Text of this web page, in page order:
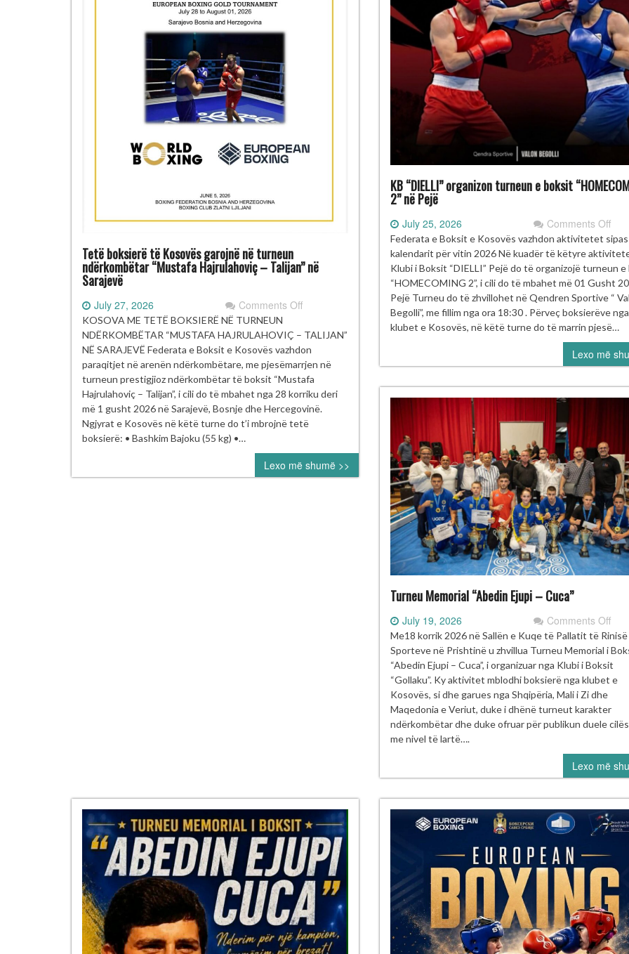
Tetë boksierë të Kosovës garojnë në turneun
ndërkombëtar “Mustafa Hajrulahoviç – Talijan” në
Sarajevë
July 27, 2026 Comments Offon
boksierë
të Kosovës
garojnë
në turneun
ndërkombëtar
“Mustafa Hajrulahoviç
–
Sarajevë
KOSOVA ME TETË BOKSIERË NË TURNEUN
NDËRKOMBËTAR “MUSTAFA HAJRULAHOVIÇ – TALIJAN”
NË SARAJEVË Federata e Boksit e Kosovës vazhdon
paraqitjet në arenën ndërkombëtare, me pjesëmarrjen në
turneun prestigjioz ndërkombëtar të boksit “Mustafa
Hajrulahoviç – Talijan”, i cili do të mbahet nga 28 korriku deri
më 1 gusht 2026 në Sarajevë, Bosnje dhe Hercegovinë.
Ngjyrat e Kosovës në këtë turne do t’i mbrojnë tetë
boksierë: • Bashkim Bajoku (55 kg) •…
Lexo më shumë >>
KB “DIELLI” organizon turneun e boksit
2” në Pejë
July 25, 2026 Comments Offon
KB
e
boksit
2”
në
Federata e Boksit e Kosovës vazhdon aktivitetet sipas
kalendarit për vitin 2026 Në kuadër të këtyre
Klubi i Boksit “DIELLI” Pejë do të organizojë turneun
“HOMECOMING 2”, i cili do të mbahet më 01 Gusht
Pejë Turneu do të zhvillohet në Qendren Sportive “
Begolli”, me fillim nga ora 18:30 . Përveç boksierëve nga
klubet e Kosovës, në këtë turne do të marrin pjesë…
Lexo më
Turneu Memorial “Abedin Ejupi – Cuca”
July 19, 2026 Comments Offon
Ejupi
Me18 korrik 2026 në Sallën e Kuqe të Pallatit të
Sporteve në Prishtinë u zhvillua Turneu Memorial i
“Abedin Ejupi – Cuca”, i organizuar nga Klubi i Boksit
“Gollaku”. Ky aktivitet mblodhi boksierë nga klubet e
Kosovës, si dhe garues nga Shqipëria, Mali i Zi dhe
Maqedonia e Veriut, duke i dhënë turneut karakter
ndërkombëtar dhe duke ofruar për publikun duele
me nivel të lartë….
Lexo më